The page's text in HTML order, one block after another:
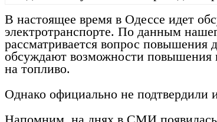
В настоящее время в Одессе идет
электротранспорте. По данным
рассматривается вопрос повышения
обсуждают возможности повышения
на топливо.
Однако официально не подтвердили